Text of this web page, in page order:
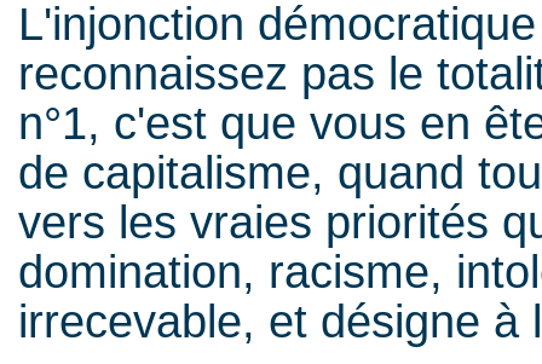
L'injonction
reconnaissez pas le
n°1, c'est que vous en
de capitalisme, quand
vers les vraies priorités
domination, racisme,
irrecevable, et désigne